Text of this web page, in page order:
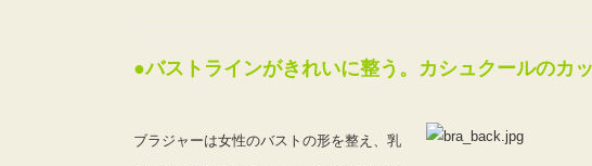
●バストラインがきれいに整う。カシュクールのカ
ブラジャーは女性のバストの形を整え、乳